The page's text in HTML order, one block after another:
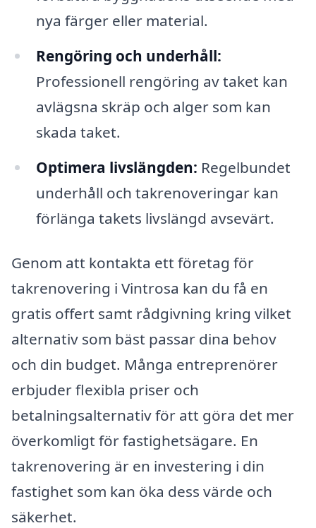
nya färger eller material.
Rengöring och underhåll:
Professionell rengöring av taket kan
avlägsna skräp och alger som kan
skada taket.
Optimera livslängden: Regelbundet
underhåll och takrenoveringar kan
förlänga takets livslängd avsevärt.
Genom att kontakta ett företag för
takrenovering i Vintrosa kan du få en
gratis offert samt rådgivning kring vilket
alternativ som bäst passar dina behov
och din budget. Många entreprenörer
erbjuder flexibla priser och
betalningsalternativ för att göra det mer
överkomligt för fastighetsägare. En
takrenovering är en investering i din
fastighet som kan öka dess värde och
säkerhet.